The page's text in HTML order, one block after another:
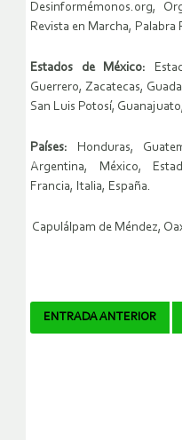
Desinformémonos.org,
Revista en Marcha, Palabra
Estados de México:
Guerrero, Zacatecas,
San Luis Potosí,
Países: Honduras,
Argentina, México,
Francia, Italia, España.
Capulálpam de Méndez,
Navegador
ENTRADA ANTERIOR